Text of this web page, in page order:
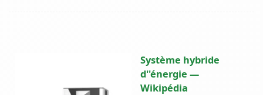
Système hybride
d''énergie —
Wikipédia